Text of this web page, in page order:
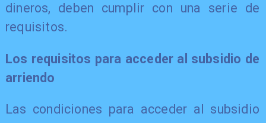
dineros, deben cumplir con una serie de
requisitos.
Los requisitos para acceder al subsidio de
arriendo
Las condiciones para acceder al subsidio